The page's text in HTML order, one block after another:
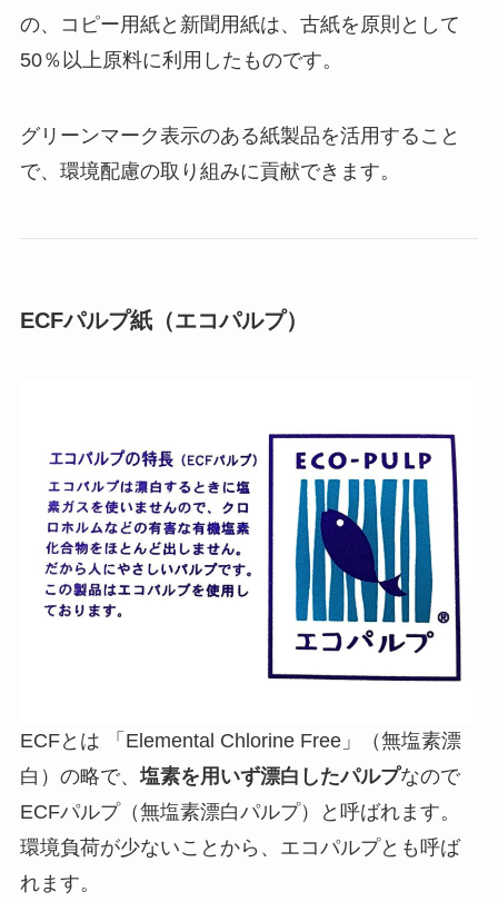
の、コピー⽤紙と新聞用紙は、古紙を原則として
50％以上原料に利用したものです。
グリーンマーク表示のある紙製品を活用すること
で、環境配慮の取り組みに貢献できます。
ECFパルプ紙（エコパルプ）
ECFとは 「Elemental Chlorine Free」（無塩素漂
白）の略で、 塩素を用いず漂白したパルプなので
ECFパルプ（無塩素漂白パルプ）と呼ばれます。
環境負荷が少ないことから、エコパルプとも呼ば
れます。